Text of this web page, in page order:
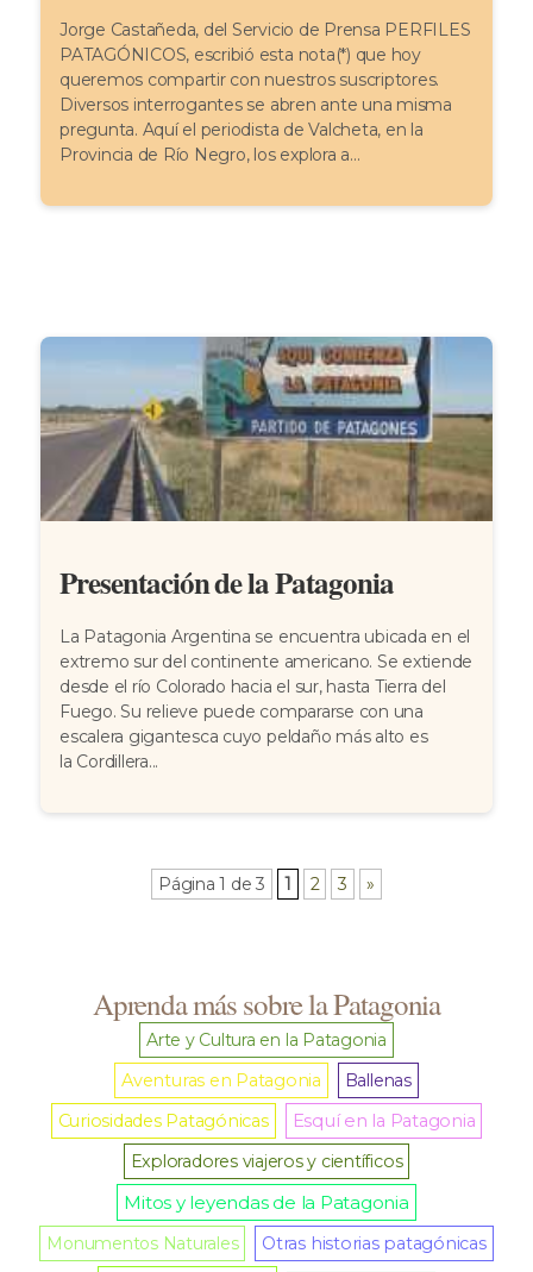
Jorge Castañeda, del Servicio de Prensa PERFILES
PATAGÓNICOS, escribió esta nota(*) que hoy
queremos compartir con nuestros suscriptores.
Diversos interrogantes se abren ante una misma
pregunta. Aquí el periodista de Valcheta, en la
Provincia de Río Negro, los explora a...
Presentación de la Patagonia
La Patagonia Argentina se encuentra ubicada en el
extremo sur del continente americano. Se extiende
desde el río Colorado hacia el sur, hasta Tierra del
Fuego. Su relieve puede compararse con una
escalera gigantesca cuyo peldaño más alto es
la Cordillera...
Página 1 de 3 1 2 3 »
Aprenda más sobre la Patagonia
Arte y Cultura en la Patagonia
Aventuras en Patagonia
Ballenas
Curiosidades Patagónicas
Esquí en la Patagonia
Exploradores viajeros y científicos
Mitos y leyendas de la Patagonia
Monumentos Naturales Otras historias patagónicas